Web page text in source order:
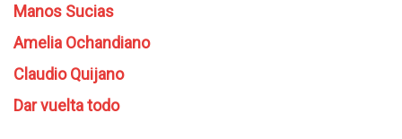
Manos Sucias
Amelia Ochandiano
Claudio Quijano
Dar vuelta todo